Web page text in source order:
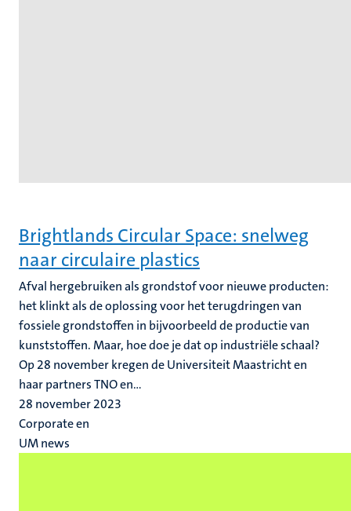
Brightlands Circular Space: snelweg
naar circulaire plastics
Afval hergebruiken als grondstof voor nieuwe producten:
het klinkt als de oplossing voor het terugdringen van
fossiele grondstoffen in bijvoorbeeld de productie van
kunststoffen. Maar, hoe doe je dat op industriële schaal?
Op 28 november kregen de Universiteit Maastricht en
haar partners TNO en...
28 november 2023
Corporate en
UM news